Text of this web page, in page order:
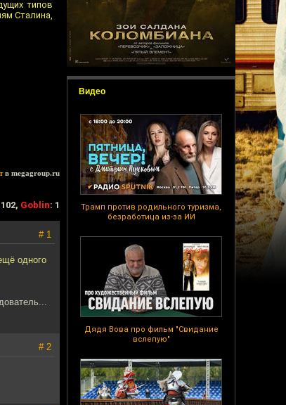
Видео
Трамп против родильного туризма,
безработица из-за ИИ
Дядя Вова про фильм "Свидание
вслепую"
типов
Сталина,
в megagroup.ru
Goblin: 1
# 1
одного
# 2